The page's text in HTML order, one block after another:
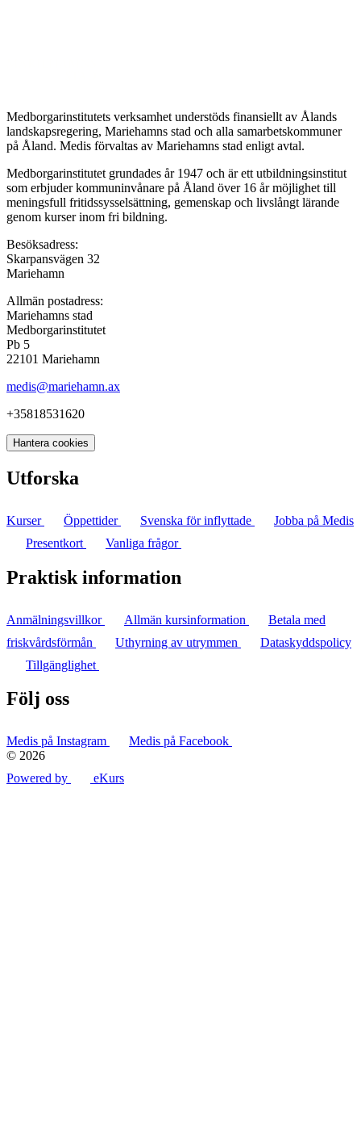
Medborgarinstitutets verksamhet understöds finansiellt av Ålands
landskapsregering, Mariehamns stad och alla samarbetskommuner
på Åland. Medis förvaltas av Mariehamns stad enligt avtal.
Medborgarinstitutet grundades år 1947 och är ett utbildningsinstitut
som erbjuder kommuninvånare på Åland över 16 år möjlighet till
meningsfull fritidssysselsättning, gemenskap och livslångt lärande
genom kurser inom fri bildning.
Besöksadress:
Skarpansvägen 32
Mariehamn
Allmän postadress:
Mariehamns stad
Medborgarinstitutet
Pb 5
22101 Mariehamn
medis@mariehamn.ax
+35818531620
Hantera cookies
Utforska
Kurser Öppettider Svenska för inflyttade
Jobba på Medis
Presentkort
Vanliga frågor
Praktisk information
Anmälningsvillkor Allmän kursinformation
Betala med
friskvårdsförmån
Uthyrning av utrymmen
Dataskyddspolicy
Tillgänglighet
Följ oss
Medis på Instagram
Medis på Facebook
© 2026
Powered by
eKurs